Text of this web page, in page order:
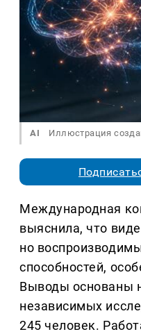
AI Иллюстрация
Международная
выяснила, что
но
способностей,
Выводы основаны
независимых
245 человек.